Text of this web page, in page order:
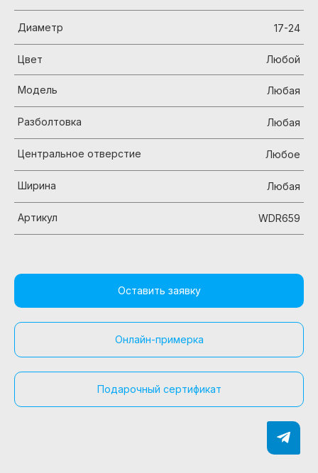
Диаметр 17-24
Цвет Любой
Модель Любая
Разболтовка Любая
Центральное отверстие Любое
Ширина Любая
Артикул WDR659
Оставить заявку
Онлайн-примерка
Подарочный сертификат